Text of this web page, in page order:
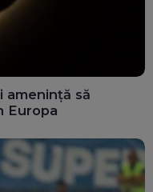
amenință să
Europa